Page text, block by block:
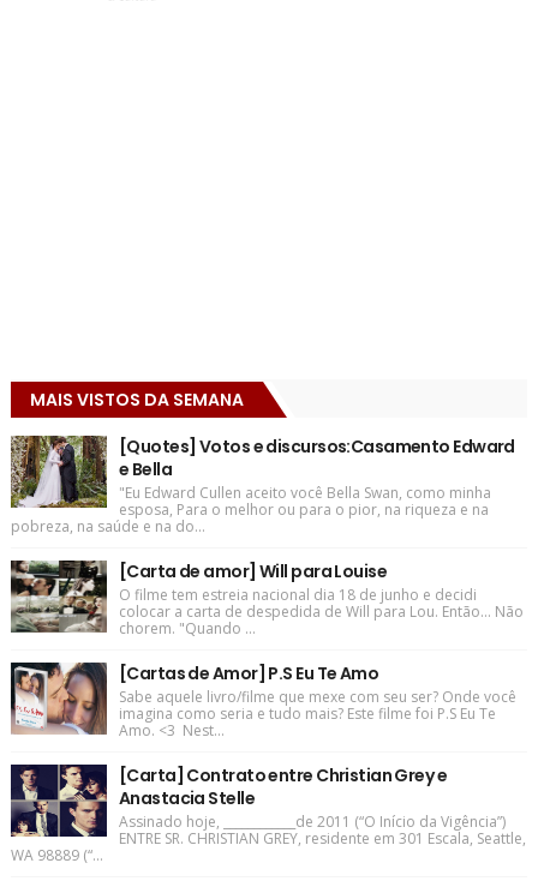
MAIS VISTOS DA SEMANA
[Quotes] Votos e discursos:Casamento Edward
e Bella
"Eu Edward Cullen aceito você Bella Swan, como minha
esposa, Para o melhor ou para o pior, na riqueza e na
pobreza, na saúde e na do...
[Carta de amor] Will para Louise
O filme tem estreia nacional dia 18 de junho e decidi
colocar a carta de despedida de Will para Lou. Então... Não
chorem. "Quando ...
[Cartas de Amor] P.S Eu Te Amo
Sabe aquele livro/filme que mexe com seu ser? Onde você
imagina como seria e tudo mais? Este filme foi P.S Eu Te
Amo. <3 Nest...
[Carta] Contrato entre Christian Grey e
Anastacia Stelle
Assinado hoje, ____________de 2011 (“O Início da Vigência”)
ENTRE SR. CHRISTIAN GREY, residente em 301 Escala, Seattle,
WA 98889 (“...